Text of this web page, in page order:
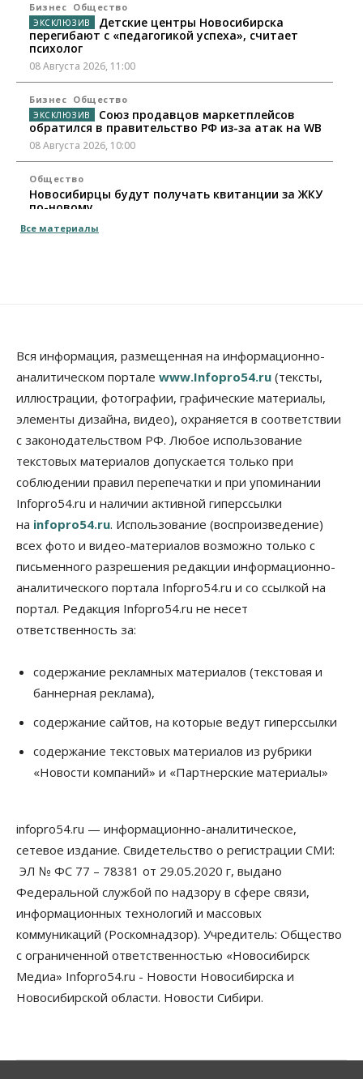
Бизнес Общество
Детские центры Новосибирска
перегибают с «педагогикой успеха», считает
психолог
08 Августа 2026, 11:00
Бизнес Общество
Союз продавцов маркетплейсов
обратился в правительство РФ из-за атак на WB
08 Августа 2026, 10:00
Общество
Новосибирцы будут получать квитанции за ЖКУ
по-новому
08 Августа 2026, 09:00
В Новосибирске прошёл митинг
против нового закона о памятниках
07 Августа 2026, 18:00
Бизнес
В аэропорту Толмачёво завершены работы по
бетонированию рулежных дорожек
07 Августа 2026, 17:00
Бизнес Общество
Новосибирцы стали реже оформлять
дома по упрощенной схеме
07 Августа 2026, 16:00
Общество Право&Порядок
Роспотребнадзор изъял почти полторы тонны
мяса в Новосибирской области
Расходы новосибирцев на спорт выросли на 40%
за полгода
07 Августа 2026, 14:35
07 Августа 2026, 14:00
07 Августа 2026, 13:55
Авто Общество
Треть автовладельцев в Новосибирской области
«поставили машины на прикол»
07 Августа 2026, 13:00
Власть
Школы, библиотеки, пешеходные тротуары:
депутаты Госдумы контролируют работы на
социальных объектах
Синоптики рассказали о погоде в Новосибирске
Все материалы
Вся информация, размещенная на информационно-
аналитическом портале www.Infopro54.ru (тексты,
иллюстрации, фотографии, графические материалы,
элементы дизайна, видео), охраняется в соответствии
с законодательством РФ. Любое использование
текстовых материалов допускается только при
соблюдении правил перепечатки и при упоминании
Infopro54.ru и наличии активной гиперссылки
на infopro54.ru. Использование (воспроизведение)
всех фото и видео-материалов возможно только с
письменного разрешения редакции информационно-
аналитического портала Infopro54.ru и со ссылкой на
портал. Редакция Infopro54.ru не несет
ответственность за:
содержание рекламных материалов (текстовая и
баннерная реклама),
содержание сайтов, на которые ведут гиперссылки
содержание текстовых материалов из рубрики
«Новости компаний» и «Партнерские материалы»
infopro54.ru — информационно-аналитическое,
сетевое издание. Свидетельство о регистрации СМИ:
ЭЛ № ФС 77 – 78381 от 29.05.2020 г, выдано
Федеральной службой по надзору в сфере связи,
информационных технологий и массовых
коммуникаций (Роскомнадзор). Учредитель: Общество
с ограниченной ответственностью «Новосибирск
Медиа» Infopro54.ru - Новости Новосибирска и
Новосибирской области. Новости Сибири.